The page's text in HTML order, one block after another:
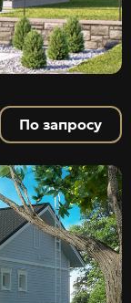
По запросу